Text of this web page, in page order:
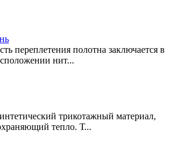
переплетения полотна заключается в
нит...
трикотажный материал,
тепло. Т...